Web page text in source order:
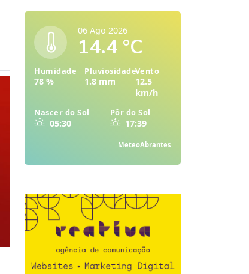
06 Ago 2026
14.4 °C
Humidade
78 %
Pluviosidade
1.8 mm
Vento
12.5
km/h
Nascer do Sol
05:30
Pôr do Sol
17:39
MeteoAbrantes